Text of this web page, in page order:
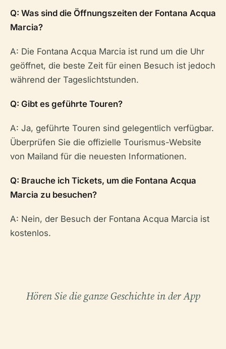
Q: Was sind die Öffnungszeiten der Fontana Acqua
Marcia?
A: Die Fontana Acqua Marcia ist rund um die Uhr
geöffnet, die beste Zeit für einen Besuch ist jedoch
während der Tageslichtstunden.
Q: Gibt es geführte Touren?
A: Ja, geführte Touren sind gelegentlich verfügbar.
Überprüfen Sie die offizielle Tourismus-Website
von Mailand für die neuesten Informationen.
Q: Brauche ich Tickets, um die Fontana Acqua
Marcia zu besuchen?
A: Nein, der Besuch der Fontana Acqua Marcia ist
kostenlos.
Hören Sie die ganze Geschichte in der App